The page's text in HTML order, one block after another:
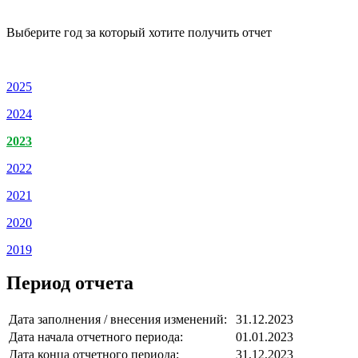
Выберите год за который хотите получить отчет
2025
2024
2023
2022
2021
2020
2019
Период отчета
Дата заполнения / внесения изменений:
31.12.2023
Дата начала отчетного периода:
01.01.2023
Дата конца отчетного периода:
31.12.2023